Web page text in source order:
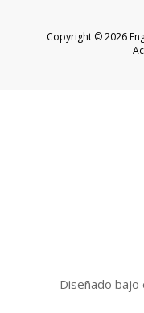
Copyright © 2026
Diseñado